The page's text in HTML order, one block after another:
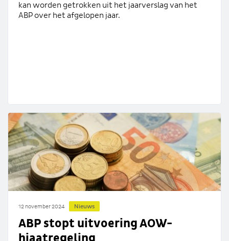
kan worden getrokken uit het jaarverslag van het
ABP over het afgelopen jaar.
12 november 2024 Nieuws
ABP stopt uitvoering AOW-
hiaatregeling